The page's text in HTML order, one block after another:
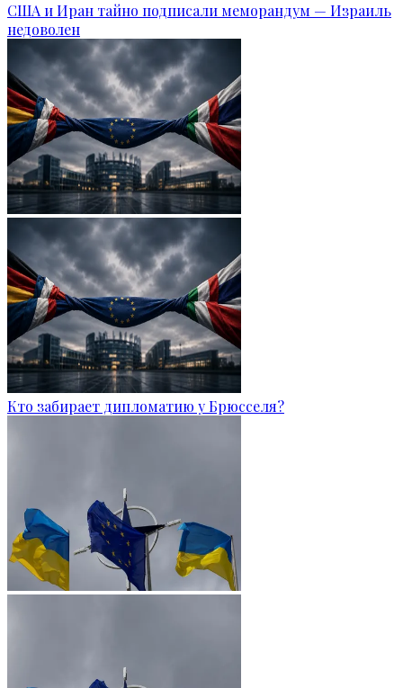
США и Иран тайно подписали меморандум — Израиль
недоволен
Кто забирает дипломатию у Брюсселя?